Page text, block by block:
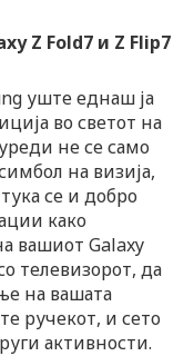
Z Fold7 и Z Flip7
уште еднаш ја
во светот на
не се само
на визија,
се и добро
како
вашиот Galaxy
телевизорот, да
на вашата
ручекот, и сето
активности.